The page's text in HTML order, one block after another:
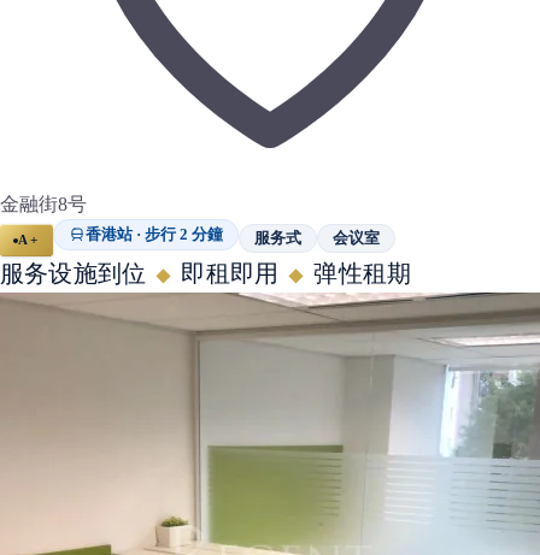
金融街8号
A+ 香港站 · 步行 2 分鐘 服务式 会议室
服务设施到位 ◆ 即租即用 ◆ 弹性租期